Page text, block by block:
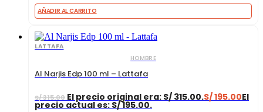
AÑADIR AL CARRITO
LATTAFA
HOMBRE
Al Narjis Edp 100 ml – Lattafa
S/315.00 El precio original era: S/ 315.00.S/195.00El
precio actual es: S/ 195.00.